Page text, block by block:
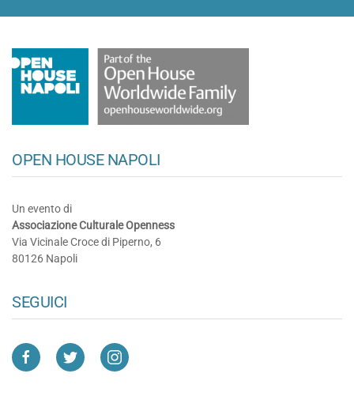
OPEN HOUSE NAPOLI
Un evento di
Associazione Culturale Openness
Via Vicinale Croce di Piperno, 6
80126 Napoli
SEGUICI